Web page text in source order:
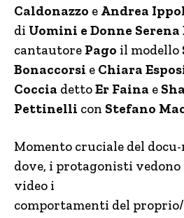
Caldonazzo e Andrea
di Uomini e Donne
cantautore Pago il modello
Bonaccorsi e Chiara
Coccia dettoEr Faina e
Pettinelli con Stefano
Momento cruciale del
dove, i protagonisti
video i
comportamenti del